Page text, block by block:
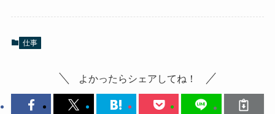
仕事
よかったらシェアしてね！